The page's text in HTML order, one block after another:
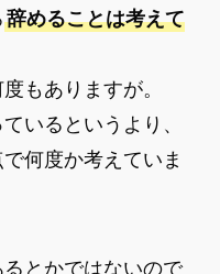
辞めることは考えて
もありますが。
いるというより、
何度か考えていま
とかではないので